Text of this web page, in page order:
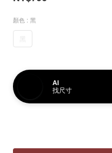
顏色 : 黑
AI
找尺寸